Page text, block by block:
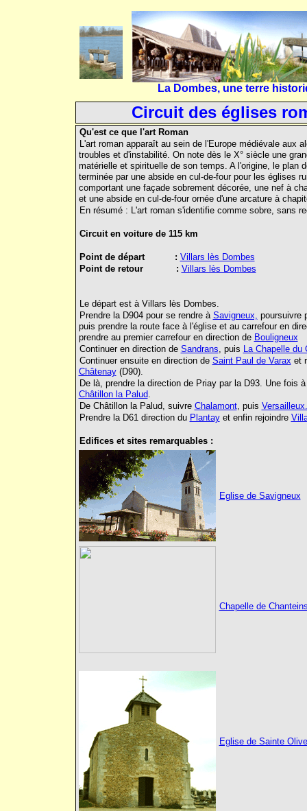
La Dombes, une terre
Circuit des églises
Qu'est ce que l'art Roman
L'art roman apparaît au sein de l'Europe médiévale aux
troubles et d'instabilité. On note dès le X° siècle une
matérielle et spirituelle de son temps. A l'origine, le plan
terminée par une abside en cul-de-four pour les églises
comportant une façade sobrement décorée, une nef à
et une abside en cul-de-four ornée d'une arcature à
En résumé : L'art roman s'identifie comme sobre, sans
Circuit en voiture de 115 km
Point de départ : Villars lès Dombes
Point de retour : Villars lès Dombes
Le départ est à Villars lès Dombes.
Prendre la D904 pour se rendre à Savigneux, poursuivre
puis prendre la route face à l'église et au carrefour en
prendre au premier carrefour en direction de Bouligneux
Continuer en direction de Sandrans, puis La Chapelle du
Continuer ensuite en direction de Saint Paul de Varax et
Châtenay(D90).
De là, prendre la direction de Priay par la D93. Une fois
Châtillon la Palud.
De Châtillon la Palud, suivre Chalamont, puis Versailleux.
Prendre la D61 direction du Plantayet enfin rejoindre
Edifices et sites remarquables :
Eglise de Savigneux
Chapelle de
Eglise de Sainte Olive